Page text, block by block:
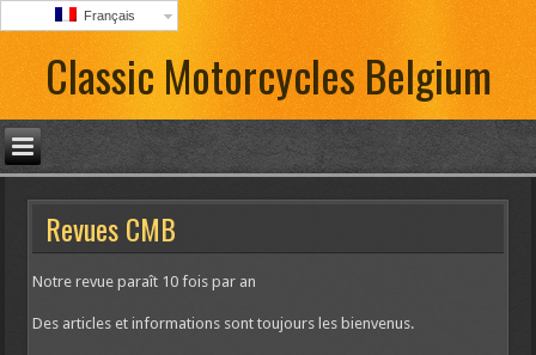
Français
Classic Motorcycles Belgium
Revues CMB
Notre revue paraît 10 fois par an
Des articles et informations sont toujours les bienvenus.